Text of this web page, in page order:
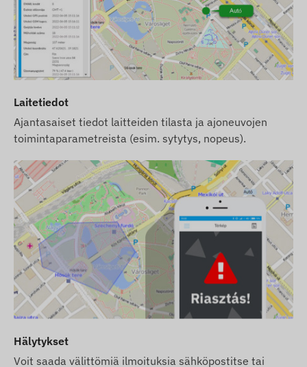
Laitetiedot
Ajantasaiset tiedot laitteiden tilasta ja ajoneuvojen
toimintaparametreista (esim. sytytys, nopeus).
Hälytykset
Voit saada välittömiä ilmoituksia sähköpostitse tai